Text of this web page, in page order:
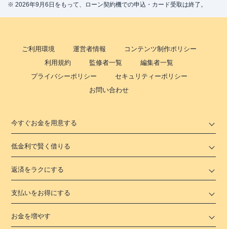
※ 2026年9月6日をもって、ローン契約機での申込・カード受取は終了。
ご利用環境 運営者情報
コンテンツ制作ポリシー
利用規約
監修者一覧
編集者一覧
プライバシーポリシー
セキュリティーポリシー
お問い合わせ
今すぐお金を用意する
低金利で賢く借りる
返済をラクにする
支払いをお得にする
お金を増やす